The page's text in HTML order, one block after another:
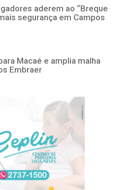
aderem ao “Breque
segurança em Campos
Macaé e amplia malha
Embraer